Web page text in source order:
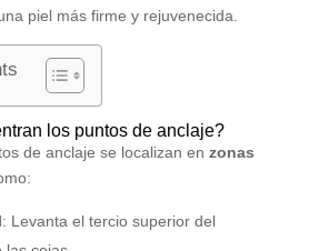
piel más firme y rejuvenecida.
los puntos de anclaje?
de anclaje se localizan en zonas
: Levanta el tercio superior del